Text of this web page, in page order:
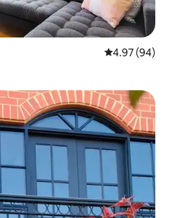
คะแนนเฉลี่ย
4.97 (94)